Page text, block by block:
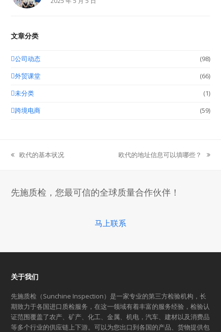
文章分类
公司动态
(98)
外贸课堂
(66)
未分类
(1)
跨境电商
(59)
previous
欧代的基本状况
next
欧代的地址信息可以填哪些？
先施质检，您最可信的全球质量合作伙伴！
马上联系
关于我们
先施质检（Sunchine Inspection）是一家专业的第三方检验机构，长
期致力于各国进口质检服务，在这一领域有着丰富的服务经验，检验认
证范围覆盖了农产、矿产、化工、金属、机电，汽车、建材以及消费品
等多个行业的供应链上下游。可以为您出口到各国的产品、货物提供包